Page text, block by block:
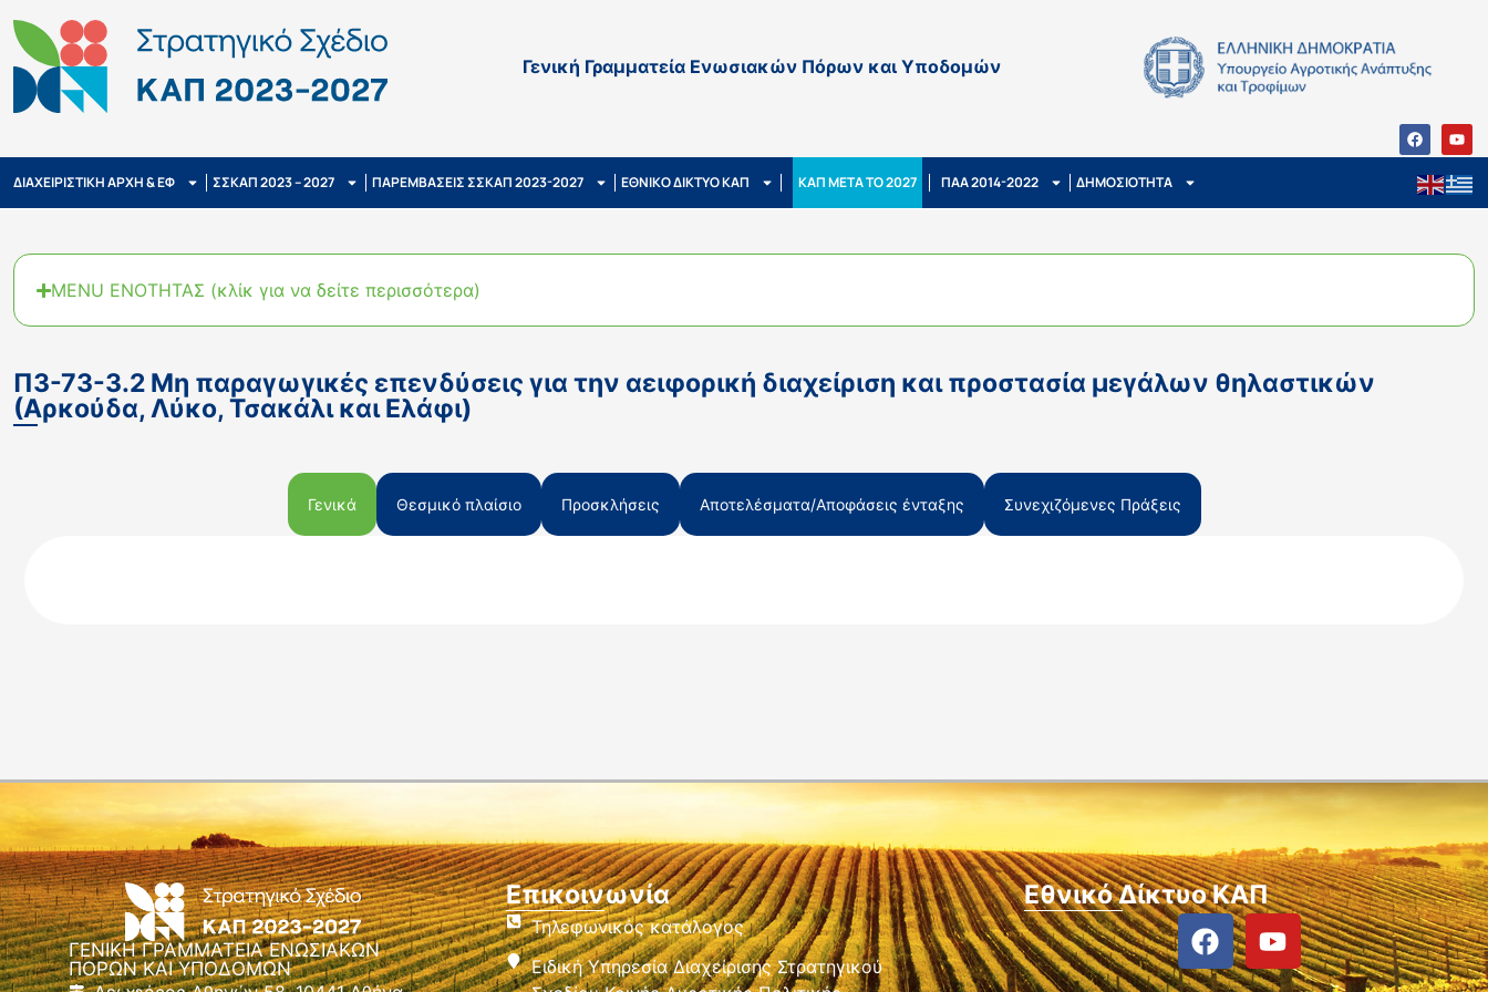
Γενική Γραμματεία Ενωσιακών Πόρων και Υποδομών
ΔΙΑΧΕΙΡΙΣΤΙΚΗ ΑΡΧΗ & ΕΦ ΣΣΚΑΠ 2023 – 2027 ΠΑΡΕΜΒΑΣΕΙΣ ΣΣΚΑΠ 2023-2027 ΕΘΝΙΚΟ ΔΙΚΤΥΟ ΚΑΠ ΚΑΠ ΜΕΤΑ ΤΟ 2027 ΠΑΑ 2014-2022 ΔΗΜΟΣΙΟΤΗΤΑ
MENU ΕΝΟΤΗΤΑΣ (κλίκ για να δείτε περισσότερα)
Π3-73-3.2 Μη παραγωγικές επενδύσεις για την αειφορική διαχείριση και προστασία μεγάλων θηλαστικών
(Αρκούδα, Λύκο, Τσακάλι και Ελάφι)
Γενικά Θεσμικό πλαίσιο Προσκλήσεις Αποτελέσματα/Αποφάσεις ένταξης Συνεχιζόμενες Πράξεις
ΓΕΝΙΚΗ ΓΡΑΜΜΑΤΕΙΑ ΕΝΩΣΙΑΚΩΝ
ΠΟΡΩΝ ΚΑΙ ΥΠΟΔΟΜΩΝ
Επικοινωνία
Τηλεφωνικός κατάλογος
Ειδική Υπηρεσία Διαχείρισης Στρατηγικού
Εθνικό Δίκτυο ΚΑΠ